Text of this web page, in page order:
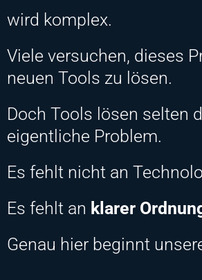
wird komplex.
Viele versuchen, dieses
neuen Tools zu lösen.
Doch Tools lösen selten
eigentliche Problem.
Es fehlt nicht an
Es fehlt an klarer
Genau hier beginnt